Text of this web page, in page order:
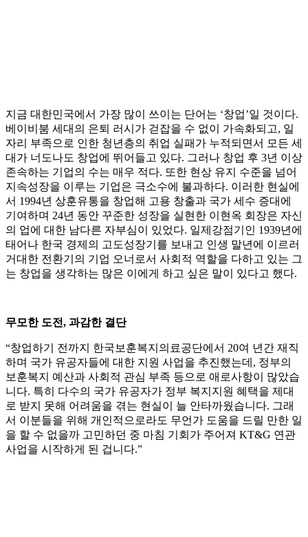
지금 대한민국에서 가장 많이 쓰이는 단어는 ‘창업’일 것이다.
베이비붐 세대의 은퇴 러시가 걷잡을 수 없이 가속화되고, 일
자리 부족으로 인한 청년층의 취업 실패가 누적되면서 모든 세
대가 너도나도 창업에 뛰어들고 있다. 그러나 창업 후 3년 이상
존속하는 기업의 수는 매우 적다. 또한 현상 유지 수준을 넘어
지속성장을 이루는 기업은 극소수에 불과하다. 이러한 현실에
서 1994년 상훈유통을 창업해 고용 창출과 국가 세수 증대에
기여하며 24년 동안 꾸준한 성장을 실현한 이현옥 회장은 자신
의 업에 대한 남다른 자부심이 있었다. 일제강점기인 1939년에
태어나 한국 경제의 고도성장기를 보내고 인생 말년에 이르러
거대한 전환기의 기업 오너로서 사회적 역할을 다하고 있는 그
는 창업을 생각하는 많은 이에게 하고 싶은 말이 있다고 했다.
무모한 도전, 과감한 결단
“창업하기 전까지 한국보훈복지의료공단에서 20여 년간 재직
하며 국가 유공자들에 대한 지원 사업을 추진했는데, 정부의
보훈복지 예산과 사회적 관심 부족 등으로 애로사항이 많았습
니다. 특히 다수의 국가 유공자가 정부 복지지원 혜택을 제대
로 받지 못해 어려움을 겪는 현실이 늘 안타까웠습니다. 그래
서 이분들을 위해 개인적으로라도 무언가 도움을 드릴 만한 일
을 할 수 없을까 고민하던 중 마침 기회가 주어져 KT&G 연관
사업을 시작하게 된 겁니다.”